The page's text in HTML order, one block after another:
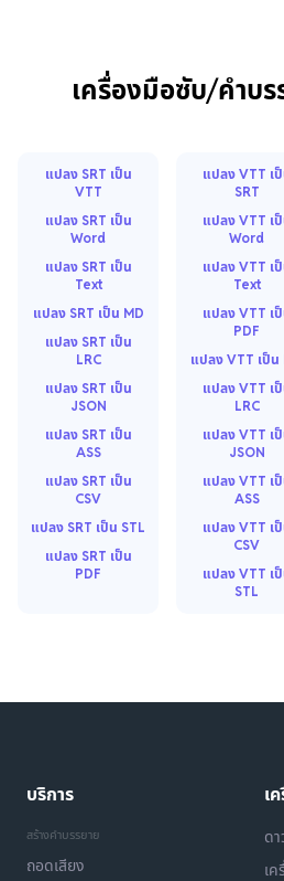
เครื่องมือซับ/คำบร
แปลง SRT เป็น
VTT
แปลง SRT เป็น
Word
แปลง SRT เป็น
Text
แปลง SRT เป็น MD
แปลง SRT เป็น
LRC
แปลง SRT เป็น
JSON
แปลง SRT เป็น
ASS
แปลง SRT เป็น
CSV
แปลง SRT เป็น STL
แปลง SRT เป็น
PDF
แปลง VTT เ
SRT
แปลง VTT เ
Word
แปลง VTT เ
Text
แปลง VTT เ
PDF
แปลง VTT เป็น
แปลง VTT เ
LRC
แปลง VTT เ
JSON
แปลง VTT เ
ASS
แปลง VTT เ
CSV
แปลง VTT เ
STL
บริการ
สร้างคำบรรยาย
ถอดเสียง
เ
ด
เ